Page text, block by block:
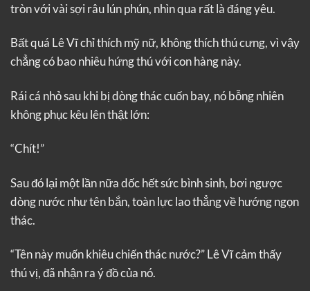
tròn với vài sợi râu lún phún, nhìn qua rất là đáng yêu.
Bất quá Lê Vĩ chỉ thích mỹ nữ, không thích thú cưng, vì vậy
chẳng có bao nhiêu hứng thú với con hàng này.
Rái cá nhỏ sau khi bị dòng thác cuốn bay, nó bỗng nhiên
không phục kêu lên thật lớn:
“Chít!”
Sau đó lại một lần nữa dốc hết sức bình sinh, bơi ngược
dòng nước như tên bắn, toàn lực lao thẳng về hướng ngọn
thác.
“Tên này muốn khiêu chiến thác nước?” Lê Vĩ cảm thấy
thú vị, đã nhận ra ý đồ của nó.